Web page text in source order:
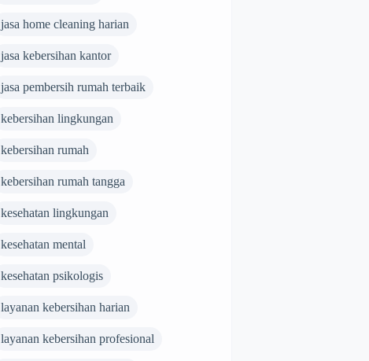
jasa home cleaning harian
jasa kebersihan kantor
jasa pembersih rumah terbaik
kebersihan lingkungan
kebersihan rumah
kebersihan rumah tangga
kesehatan lingkungan
kesehatan mental
kesehatan psikologis
layanan kebersihan harian
layanan kebersihan profesional